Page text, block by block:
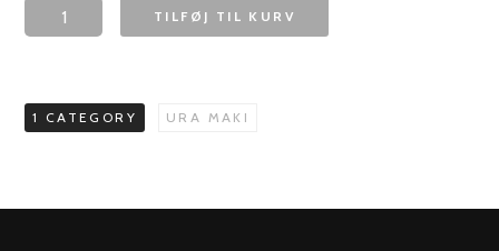
TILFØJ TIL KURV
1 CATEGORY URA MAKI